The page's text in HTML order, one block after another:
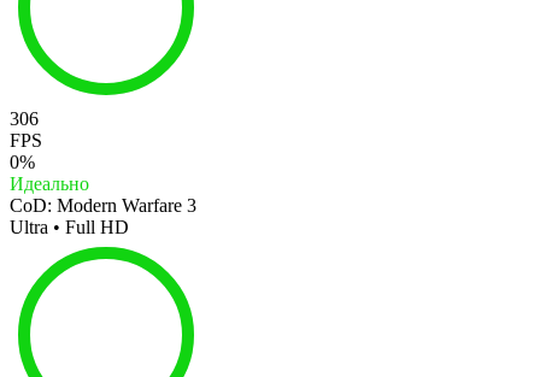
306
FPS
0%
Идеально
CoD: Modern Warfare 3
Ultra • Full HD